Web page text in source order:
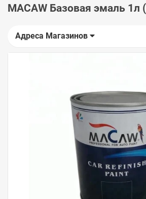
MACAW Базовая эмаль 1л
Адреса Магазинов